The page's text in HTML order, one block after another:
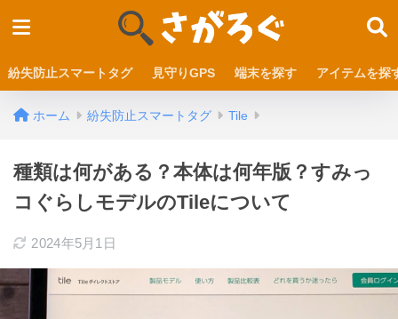
紛失防止スマートタグ 見守りGPS 端末を探す アイテムを探
ホーム 紛失防止スマートタグ Tile
種類は何がある？本体は何年版？すみっ
コぐらしモデルのTileについて
2024年5月1日